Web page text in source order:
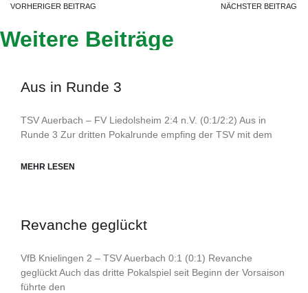
VORHERIGER BEITRAG NÄCHSTER BEITRAG
Weitere Beiträge
Aus in Runde 3
TSV Auerbach – FV Liedolsheim 2:4 n.V. (0:1/2:2) Aus in
Runde 3 Zur dritten Pokalrunde empfing der TSV mit dem
MEHR LESEN
Revanche geglückt
VfB Knielingen 2 – TSV Auerbach 0:1 (0:1) Revanche
geglückt Auch das dritte Pokalspiel seit Beginn der Vorsaison
führte den